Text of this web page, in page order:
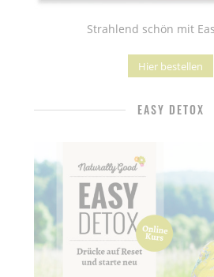
Strahlend schön mit
Hier bestellen
EASY DETOX